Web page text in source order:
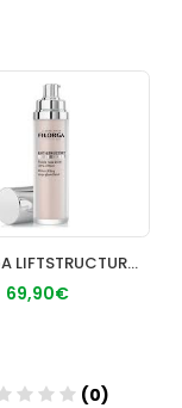
Añadir
FILORGA LIFTSTRUCTURE FLUIDO RADIANT 50 ML
69,90€
(0)